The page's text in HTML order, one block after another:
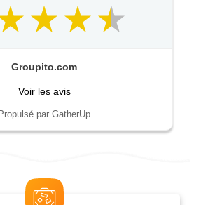
Groupito.com
Voir les avis
Propulsé par GatherUp